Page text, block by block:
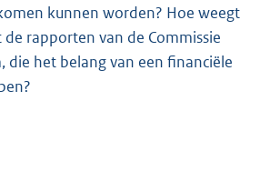
kunnen worden? Hoe weegt
rapporten van de Commissie
die het belang van een financiële